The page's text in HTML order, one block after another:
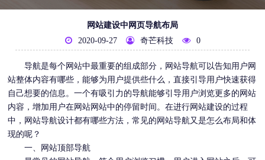
网站建设中网页导航布局
2020-09-27
奇芒科技 0
导航是每个网站中最重要的组成部分，网站导航可以告知用户网
站整体内容有哪些，能够为用户提供些什么，直接引导用户快速获得
自己想要的信息。一个有吸引力的导航能够引导用户浏览更多的网站
内容，增加用户在网站网站中的停留时间。在进行网站建设的过程
中，网站导航设计都有哪些方法，常见的网站导航又是怎么布局和体
现的呢？
一、网站顶部导航